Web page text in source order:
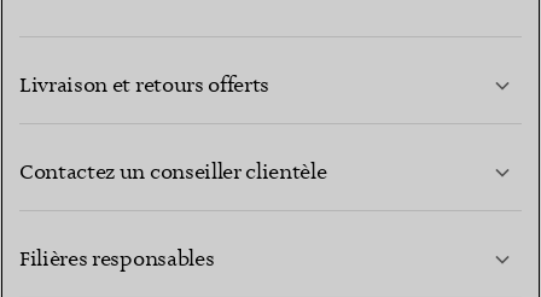
Livraison et retours offerts
Contactez un conseiller clientèle
Filières responsables